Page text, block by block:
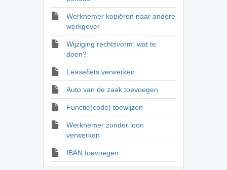
Werknemer kopiëren naar andere
werkgever
Wijziging rechtsvorm: wat te
doen?
Leasefiets verwerken
Auto van de zaak toevoegen
Functie(code) toewijzen
Werknemer zonder loon
verwerken
IBAN toevoegen